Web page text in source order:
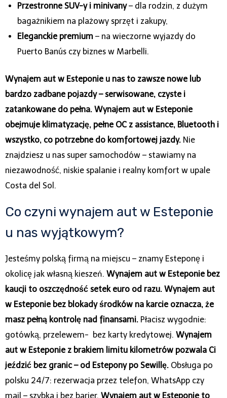
Przestronne SUV-y i minivany– dla rodzin, z dużym
bagażnikiem na plażowy sprzęt i zakupy,
Eleganckie premium – na wieczorne wyjazdy do
Puerto Banús czy biznes w Marbelli.
Wynajem aut w Esteponie u nas to zawsze nowe lub
bardzo zadbane pojazdy – serwisowane, czyste i
zatankowane do pełna. Wynajem aut w Esteponie
obejmuje klimatyzację, pełne OC z assistance, Bluetooth i
wszystko, co potrzebne do komfortowej jazdy. Nie
znajdziesz u nas super samochodów – stawiamy na
niezawodność, niskie spalanie i realny komfort w upale
Costa del Sol.
Co czyni wynajem aut w Esteponie
u nas wyjątkowym?
Jesteśmy polską firmą na miejscu – znamy Esteponę i
okolicę jak własną kieszeń. Wynajem aut w Esteponie bez
kaucji to oszczędność setek euro od razu. Wynajem aut
w Esteponie bez blokady środków na karcie oznacza, że
masz pełną kontrolę nad finansami. Płacisz wygodnie:
gotówką, przelewem- bez karty kredytowej. Wynajem
aut w Esteponie z brakiem limitu kilometrów pozwala Ci
jeździć bez granic – od Estepony po Sewillę. Obsługa po
polsku 24/7: rezerwacja przez telefon, WhatsApp czy
mail – szybka i bez barier. Wynajem aut w Esteponie to